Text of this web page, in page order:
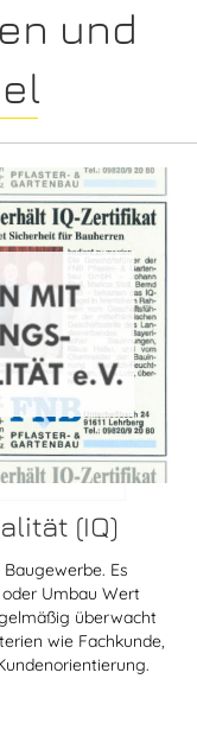
und
(IQ)
Es
Umbau Wert
überwacht
wie Fachkunde,